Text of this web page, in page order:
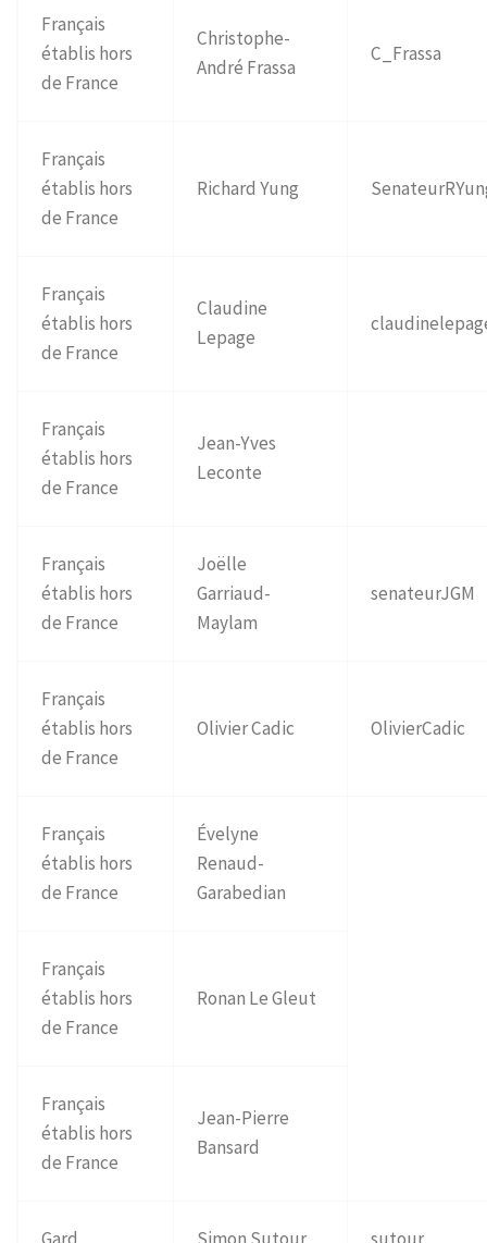
Français
établis hors
de France
Christophe-
André Frassa
C_Frassa
Français
établis hors
de France
Richard Yung
Français
établis hors
de France
Claudine
Lepage
Français
établis hors
de France
Jean-Yves
Leconte
Français
établis hors
de France
Joëlle
Garriaud-
Maylam
senateurJGM
Français
établis hors
de France
Olivier Cadic OlivierCadic
Français
établis hors
de France
Évelyne
Renaud-
Garabedian
Français
établis hors
de France
Ronan Le Gleut
Français
établis hors
de France
Jean-Pierre
Bansard